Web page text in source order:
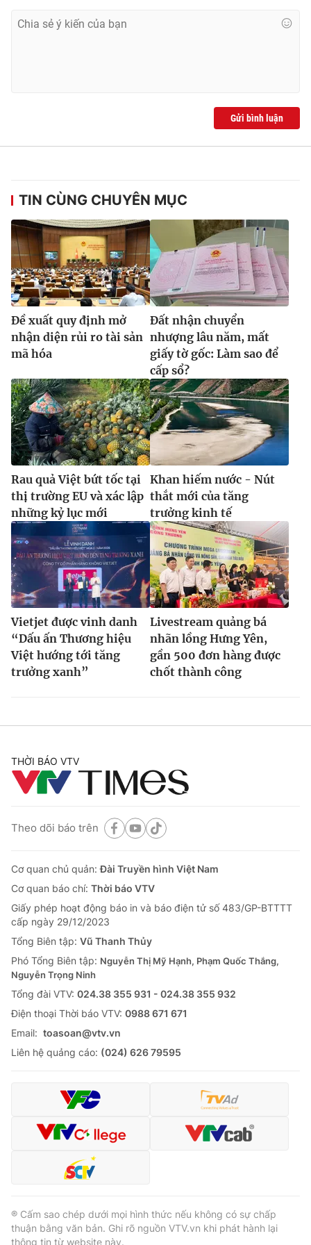
Gửi bình luận
TIN CÙNG CHUYÊN MỤC
Ðề xuất quy định mở
nhận diện rủi ro tài sản
mã hóa
Đất nhận chuyển
nhượng lâu năm, mất
giấy tờ gốc: Làm sao để
cấp sổ?
Rau quả Việt bứt tốc tại
thị trường EU và xác lập
những kỷ lục mới
Khan hiếm nước - Nút
thắt mới của tăng
trưởng kinh tế
Vietjet được vinh danh
“Dấu ấn Thương hiệu
Việt hướng tới tăng
trưởng xanh”
Livestream quảng bá
nhãn lồng Hưng Yên,
gần 500 đơn hàng được
chốt thành công
THỜI BÁO VTV
Theo dõi báo trên
Cơ quan chủ quản:Đài Truyền hình Việt Nam
Cơ quan báo chí: Thời báo VTV
Giấy phép hoạt động báo in và báo điện tử số 483/GP-BTTTT
cấp ngày 29/12/2023
Tổng Biên tập: Vũ Thanh Thủy
Phó Tổng Biên tập: Nguyễn Thị Mỹ Hạnh, Phạm Quốc Thắng,
Nguyễn Trọng Ninh
Tổng đài VTV: 024.38 355 931 - 024.38 355 932
Ðiện thoại Thời báo VTV: 0988 671 671
Email: toasoan@vtv.vn
Liên hệ quảng cáo: (024) 626 79595
® Cấm sao chép dưới mọi hình thức nếu không có sự chấp
thuận bằng văn bản. Ghi rõ nguồn VTV.vn khi phát hành lại
thông tin từ website này.